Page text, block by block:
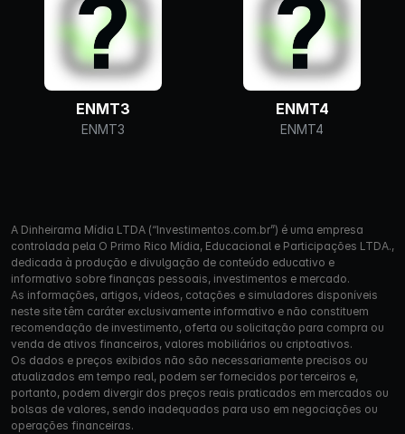
ENMT3
ENMT3
ENMT4
ENMT4
A Dinheirama Mídia LTDA (“Investimentos.com.br”) é uma empresa
controlada pela O Primo Rico Mídia, Educacional e Participações LTDA.,
dedicada à produção e divulgação de conteúdo educativo e
informativo sobre finanças pessoais, investimentos e mercado.
As informações, artigos, vídeos, cotações e simuladores disponíveis
neste site têm caráter exclusivamente informativo e não constituem
recomendação de investimento, oferta ou solicitação para compra ou
venda de ativos financeiros, valores mobiliários ou criptoativos.
Os dados e preços exibidos não são necessariamente precisos ou
atualizados em tempo real, podem ser fornecidos por terceiros e,
portanto, podem divergir dos preços reais praticados em mercados ou
bolsas de valores, sendo inadequados para uso em negociações ou
operações financeiras.